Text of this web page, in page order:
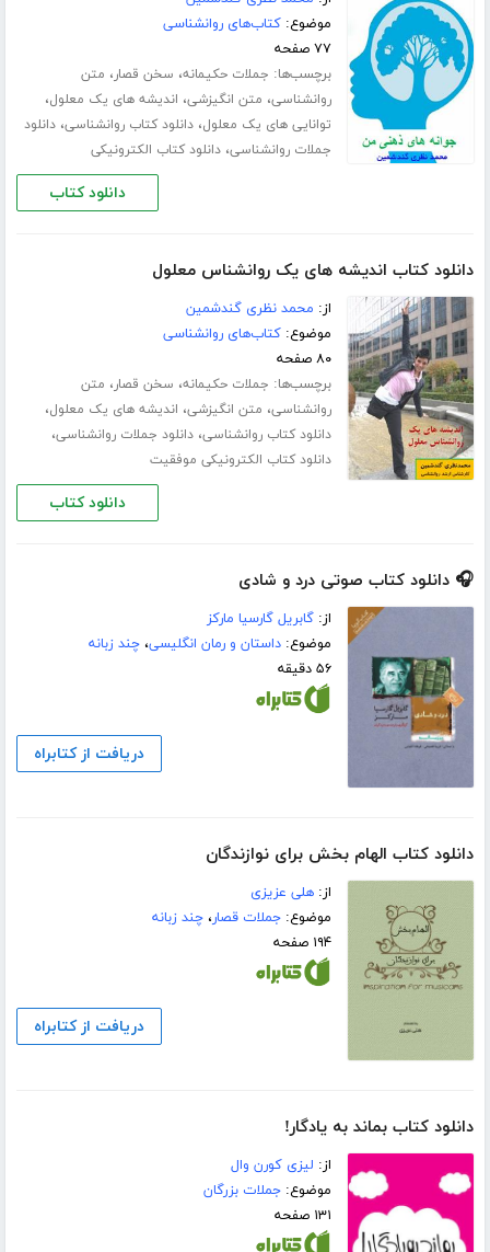
موضوع:کتاب‌های روانشناسی
۷۷ صفحه
برچسب‌ها: جملات حکیمانه، سخن قصار، متن
روانشناسی، متن انگیزشی، اندیشه های یک معلول،
توانایی های یک معلول،دانلود کتاب روانشناسی،دانلود
جملات روانشناسی،دانلود کتاب الکترونیکی
دانلود کتاب
دانلود کتاب اندیشه های یک روانشناس معلول
از: محمد نظری گندشمین
موضوع:کتاب‌های روانشناسی
۸۰ صفحه
برچسب‌ها: جملات حکیمانه، سخن قصار، متن
روانشناسی، متن انگیزشی، اندیشه های یک معلول،
دانلود کتاب روانشناسی،دانلود جملات روانشناسی،
دانلود کتاب الکترونیکی موفقیت
دانلود کتاب
🎧 دانلود کتاب صوتی درد و شادی
از:گابریل گارسیا مارکز
موضوع:داستان و رمان انگلیسی،چند زبانه
۵۶ دقیقه
دریافت از کتابراه
دانلود کتاب الهام بخش برای نوازندگان
از:هلی عزیزی
موضوع:جملات قصار،چند زبانه
۱۹۴ صفحه
دریافت از کتابراه
دانلود کتاب بماند به یادگار!
از: لیزی کورن وال
موضوع:جملات بزرگان
۱۳۱ صفحه